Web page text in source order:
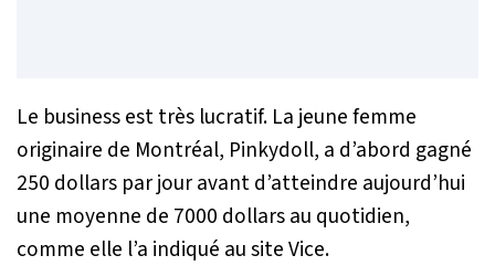
Le business est très lucratif. La jeune femme
originaire de Montréal, Pinkydoll, a d’abord gagné
250 dollars par jour avant d’atteindre aujourd’hui
une moyenne de 7000 dollars au quotidien,
comme elle l’a indiqué au siteVice.